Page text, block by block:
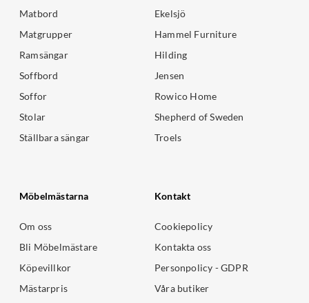
Matbord
Matgrupper
Ramsängar
Soffbord
Soffor
Stolar
Ställbara sängar
Ekelsjö
Hammel Furniture
Hilding
Jensen
Rowico Home
Shepherd of Sweden
Troels
Möbelmästarna
Om oss
Bli Möbelmästare
Köpevillkor
Mästarpris
Kontakt
Cookiepolicy
Kontakta oss
Personpolicy - GDPR
Våra butiker